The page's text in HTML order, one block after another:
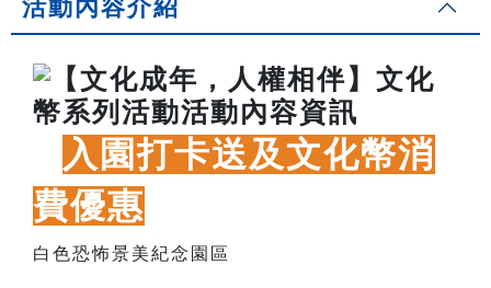
活動內容介紹
入園打卡送及文化幣消
費優惠
白色恐怖景美紀念園區